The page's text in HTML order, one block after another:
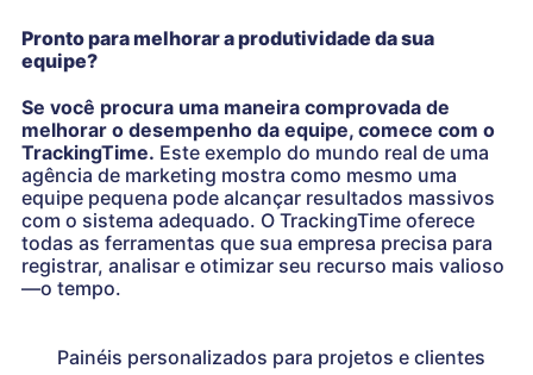
Pronto para melhorar a produtividade da sua
equipe?
Se você procura uma maneira comprovada de
melhorar o desempenho da equipe, comece com o
TrackingTime. Este exemplo do mundo real de uma
agência de marketing mostra como mesmo uma
equipe pequena pode alcançar resultados massivos
com o sistema adequado. O TrackingTime oferece
todas as ferramentas que sua empresa precisa para
registrar, analisar e otimizar seu recurso mais valioso
—o tempo.
Painéis personalizados para projetos e clientes